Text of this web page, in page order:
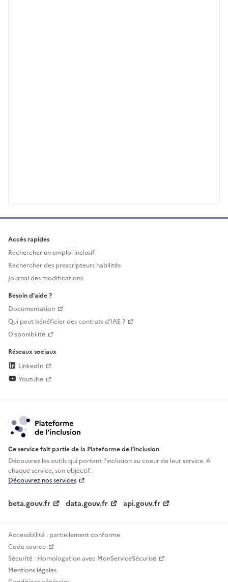
Accès rapides
Rechercher un emploi inclusif
Rechercher des prescripteurs habilités
Journal des modifications
Besoin d'aide ?
Documentation
Qui peut bénéficier des contrats d'IAE ?
Disponibilité
Réseaux sociaux
LinkedIn
Youtube
Ce service fait partie de la Plateforme de l’inclusion
Découvrez les outils qui portent l'inclusion aucoeur de leur service. A
chaque service, son objectif.
Découvrez nos services
beta.gouv.fr data.gouv.fr api.gouv.fr
Accessibilité : partiellement conforme
Code source
Sécurité : Homologation avec MonServiceSécurisé
Mentions légales